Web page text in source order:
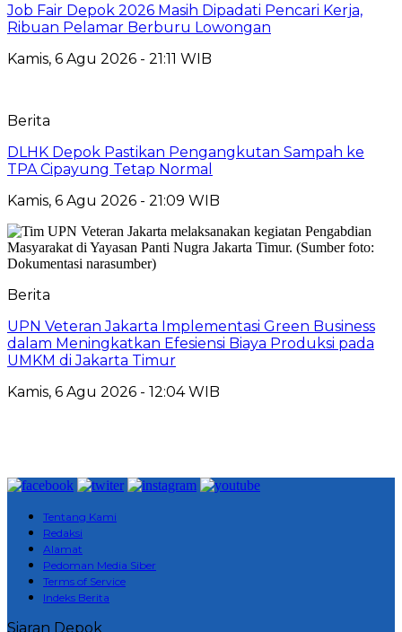
Job Fair Depok 2026 Masih Dipadati Pencari Kerja,
Ribuan Pelamar Berburu Lowongan
Kamis, 6 Agu 2026 - 21:11 WIB
Berita
DLHK Depok Pastikan Pengangkutan Sampah ke
TPA Cipayung Tetap Normal
Kamis, 6 Agu 2026 - 21:09 WIB
Berita
UPN Veteran Jakarta Implementasi Green Business
dalam Meningkatkan Efesiensi Biaya Produksi pada
UMKM di Jakarta Timur
Kamis, 6 Agu 2026 - 12:04 WIB
Tentang Kami
Redaksi
Alamat
Pedoman Media Siber
Terms of Service
Indeks Berita
Siaran Depok